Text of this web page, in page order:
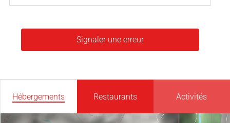
Signaler une erreur
Hébergements Restaurants Activités